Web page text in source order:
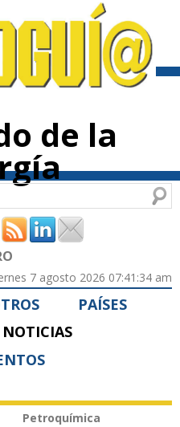
de la
7 agosto 2026 07:41:34 am
PAÍSES
NOTICIAS
Petroquímica